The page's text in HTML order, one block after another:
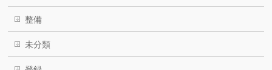
整備
未分類